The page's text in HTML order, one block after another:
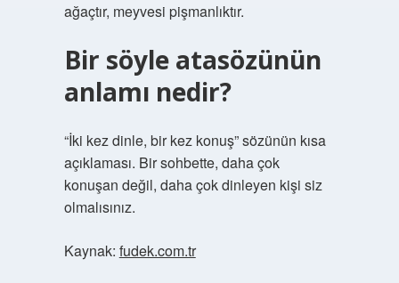
ağaçtır, meyvesi pişmanlıktır.
Bir söyle atasözünün
anlamı nedir?
“İki kez dinle, bir kez konuş” sözünün kısa
açıklaması. Bir sohbette, daha çok
konuşan değil, daha çok dinleyen kişi siz
olmalısınız.
Kaynak: fudek.com.tr